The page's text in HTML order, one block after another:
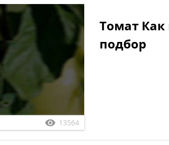
13564
Томат Как
подбор